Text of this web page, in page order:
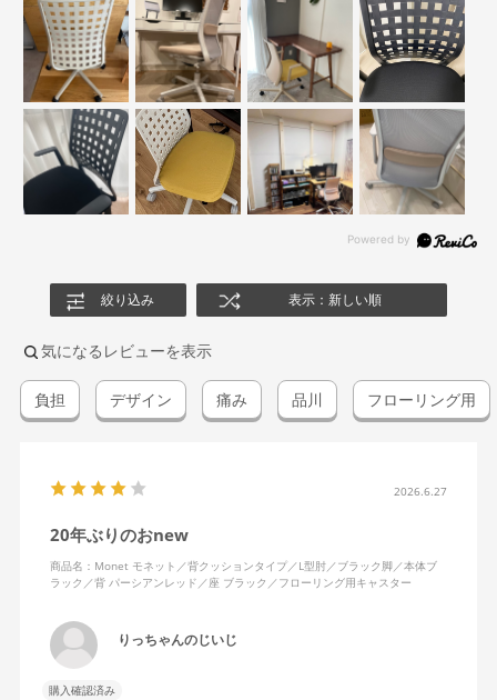
絞り込み 表示：新しい順
気になるレビューを表示
負担 デザイン 痛み 品川 フローリング用
2026.6.27
20年ぶりのおnew
商品名：Monet モネット／背クッションタイプ／L型肘／ブラック脚／本体ブ
ラック／背 パーシアンレッド／座 ブラック／フローリング用キャスター
りっちゃんのじいじ
購入確認済み